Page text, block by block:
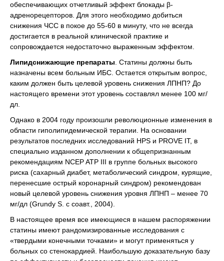
обеспечивающих отчетливый эффект блокады β-
адренорецепторов. Для этого необходимо добиться
снижения ЧСС в покое до 55-60 в минуту, что не всегда
достигается в реальной клинической практике и
сопровождается недостаточно выраженным эффектом.
Липидснижающие препараты . Статины должны быть
назначены всем больным ИБС. Остается открытым вопрос,
каким должен быть целевой уровень снижения ЛПНП? До
настоящего времени этот уровень составлял менее 100 мг/
дл.
Однако в 2004 году произошли революционные изменения в
области гиполипидемической терапии. На основании
результатов последних исследований HPS и PROVE IТ, в
специально изданном дополнении к общепризнанным
рекомендациям NCEP ATP III в группе больных высокого
риска (сахарный диабет, метаболический синдром, курящие,
перенесшие острый коронарный синдром) рекомендован
новый целевой уровень снижения уровня ЛПНП – менее 70
мг/дл (Grundy S. с соавт., 2004).
В настоящее время все имеющиеся в нашем распоряжении
статины имеют рандомизированные исследования с
«твердыми конечными точками» и могут применяться у
больных со стенокардией. Наибольшую доказательную базу